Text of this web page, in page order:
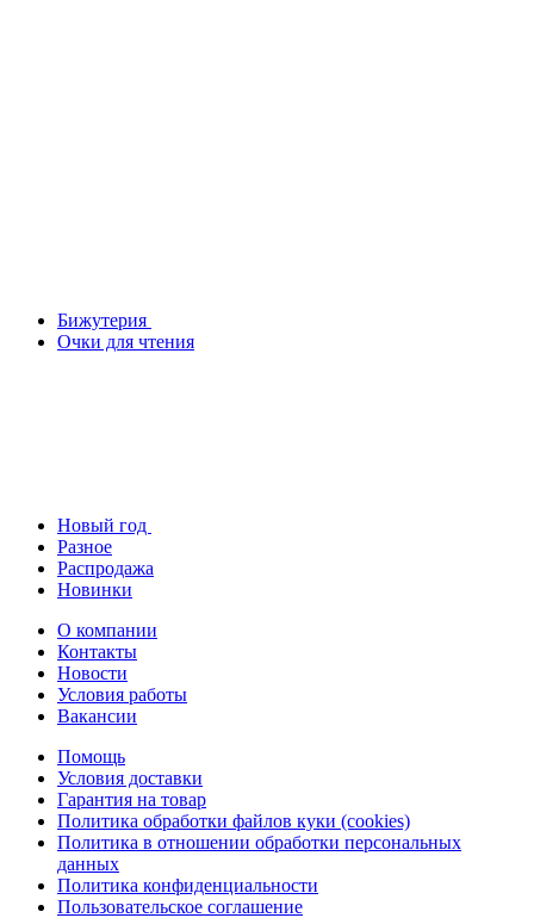
Бижутерия
Очки для чтения
Новый год
Разное
Распродажа
Новинки
О компании
Контакты
Новости
Условия работы
Вакансии
Помощь
Условия доставки
Гарантия на товар
Политика обработки файлов куки (cookies)
Политика в отношении обработки персональных
данных
Политика конфиденциальности
Пользовательское соглашение